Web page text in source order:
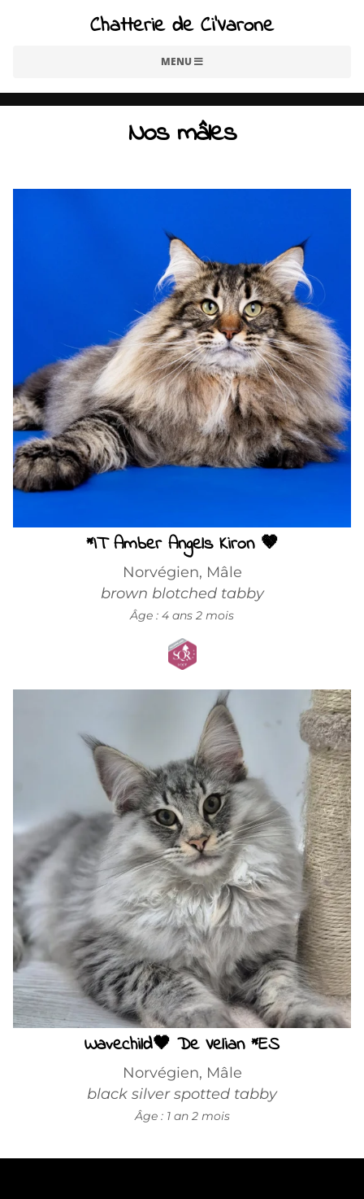
Chatterie de Ci'Varone
MENU
Nos mâles
*IT Amber Angels Kiron 🤎
Norvégien, Mâle
brown blotched tabby
Âge : 4 ans 2 mois
Wavechild🖤 De Velian *ES
Norvégien, Mâle
black silver spotted tabby
Âge : 1 an 2 mois